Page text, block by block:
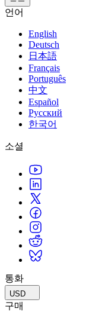
Unity 엔진
모든 플랫폼 위한
협업
팀과 함께 신속한
Unity 다운로드
플랜 및 가격
배포
Unity가 지원하는
LiveOps
출시 후 인사이트
성장
사용자 확보
모바일 사용자를
매장 및 D2C 전반
수익화
3D 협업
실시간 3D 프로젝
몰입형 교육
몰입도 높은 환경 제
고객 경험
인터랙티브 3D 경
산업 분야
운영 우수성 확보
리테일
상점 경험을 온라
자동차
혁신을 가속화하
모든 산업 보기
기술 자료
공식 유저. '광고
개발자 툴
릴리스 버전 및 이
로드맵
예정된 기능 검토
기술 용어 라이브러
활용 사례
실제 성공 사례
베스트 프랙티스 가
전문가 팁
데모
데모, 샘플 및 빌딩
모든 리소스
새로운 기능
토론
토론, 문제 해결, 소
이벤트
글로벌 이벤트 및
커뮤니티 사례
Made with Unity
Unity 크리에이터 소
Livestreams
Unity Awards
전 세계 Unity 크리
Unity Learn
무료로 Unity 기술
전문 교육
Unity 강사와 함께
Unity 처음 사용하
시작하기
학습 시작하기
Unity 사용이 처음
사용법 가이드
실용적인 팁 및 베
교육
학생용
커리어 시작하기
교육 효율 극대화
교육 라이선스
도움 받기
성공을 위한 Unity
Success 플랜
전문가 지원을 통
일반적인 질문에 대
문의하기
언어
English
Deutsch
日本語
Français
Português
中文
Español
Русский
한국어
소셜
통화
USD
구매